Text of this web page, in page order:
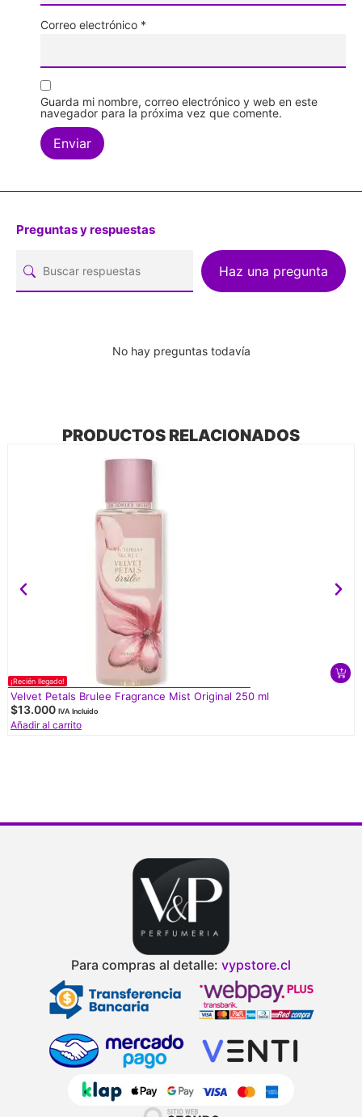
Correo electrónico *
Guarda mi nombre, correo electrónico y web en este
navegador para la próxima vez que comente.
Preguntas y respuestas
Haz una pregunta
No hay preguntas todavía
PRODUCTOS RELACIONADOS
¡Recién llegado!
Velvet Petals Brulee Fragrance Mist Original 250 ml
$13.000 IVA Incluido
Añadir al carrito
Para compras al detalle: vypstore.cl